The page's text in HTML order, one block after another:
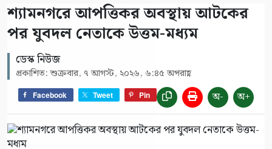
শ্যামনগরে আপত্তিকর অবস্থায় আটকের
পর যুবদল নেতাকে উত্তম-মধ্যম
ডেস্ক নিউজ
প্রকাশিত: শুক্রবার, ৭ আগস্ট, ২০২৬, ৬:৪৫ অপরাহ্ণ
Facebook Tweet Pin অ- অ+